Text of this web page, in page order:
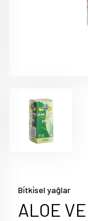
Bi̇tki̇sel yağlar
ALOE